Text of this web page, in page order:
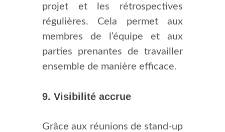
projet et les rétrospectives
régulières. Cela permet aux
membres de l’équipe et aux
parties prenantes de travailler
ensemble de manière efficace.
9. Visibilité accrue
Grâce aux réunions de stand-up